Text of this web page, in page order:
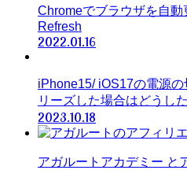
Chromeでブラウザを自
Refresh
2022.01.16
iPhone15/ iOS17の電源
リーズした場合はどうし
2023.10.18
アガルートアカデミー と